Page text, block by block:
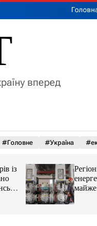
вперед
#Головне #Україна
Регіони
енергетичне
майже 2 млн
LB.ua